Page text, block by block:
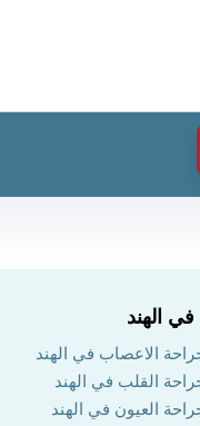
الهند
الاعصاب في الهند
القلب في الهند
العيون في الهند